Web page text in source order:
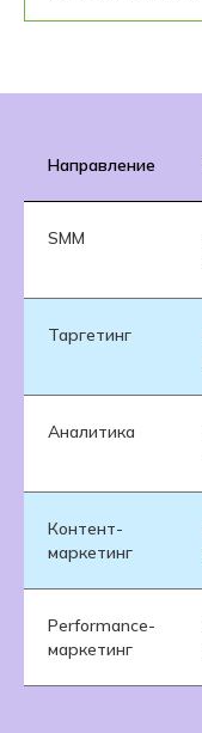
Направление
SMM
Таргетинг
Аналитика
Контент-
маркетинг
Performance-
маркетинг